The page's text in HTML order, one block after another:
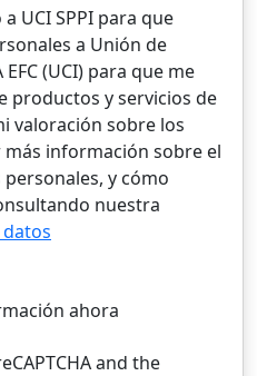
UCI SPPI para que
a Unión de
(UCI) para que me
productos y servicios de
valoración sobre los
información sobre el
y cómo
nuestra
ahora
and the